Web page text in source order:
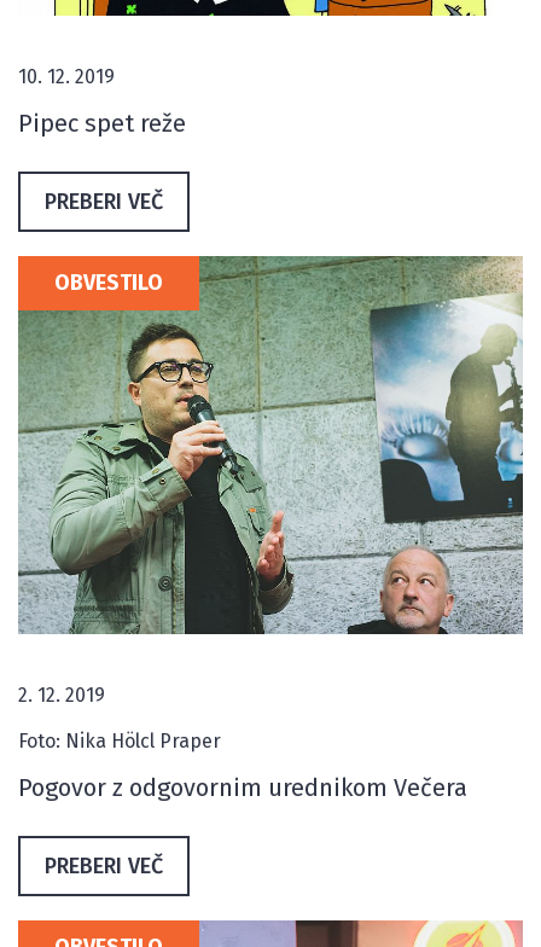
10. 12. 2019
Pipec spet reže
PREBERI VEČ
OBVESTILO
2. 12. 2019
Foto: Nika Hölcl Praper
Pogovor z odgovornim urednikom Večera
PREBERI VEČ